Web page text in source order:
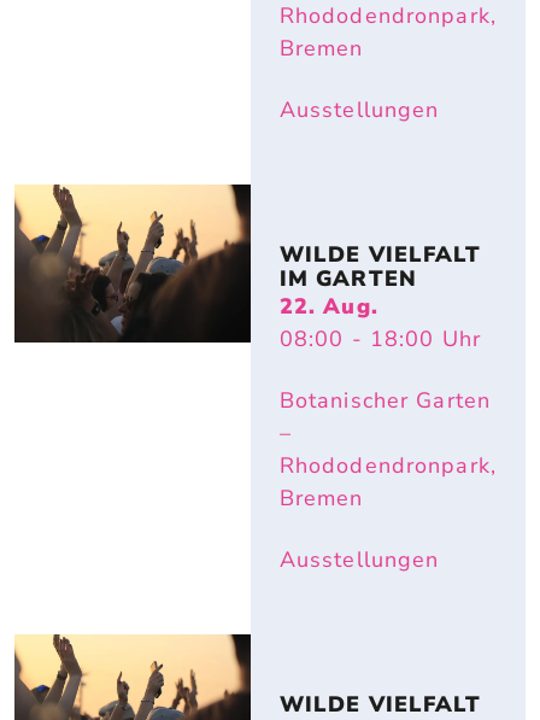
Rhododendronpark,
Bremen
Ausstellungen
WILDE VIELFALT
IM GARTEN
22. Aug.
08:00 - 18:00 Uhr
Botanischer Garten
–
Rhododendronpark,
Bremen
Ausstellungen
WILDE VIELFALT